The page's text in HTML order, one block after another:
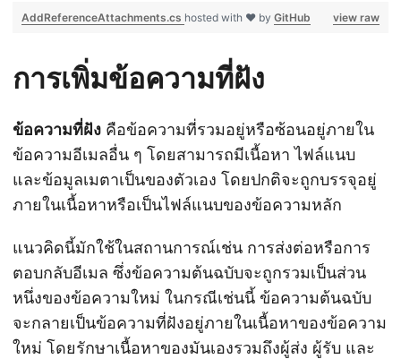
view raw
AddReferenceAttachments.cs hosted with ❤ by GitHub
การเพิ่มข้อความที่ฝัง
ข้อความที่ฝัง คือข้อความที่รวมอยู่หรือซ้อนอยู่ภายใน
ข้อความอีเมลอื่น ๆ โดยสามารถมีเนื้อหา ไฟล์แนบ
และข้อมูลเมตาเป็นของตัวเอง โดยปกติจะถูกบรรจุอยู่
ภายในเนื้อหาหรือเป็นไฟล์แนบของข้อความหลัก
แนวคิดนี้มักใช้ในสถานการณ์เช่น การส่งต่อหรือการ
ตอบกลับอีเมล ซึ่งข้อความต้นฉบับจะถูกรวมเป็นส่วน
หนึ่งของข้อความใหม่ ในกรณีเช่นนี้ ข้อความต้นฉบับ
จะกลายเป็นข้อความที่ฝังอยู่ภายในเนื้อหาของข้อความ
ใหม่ โดยรักษาเนื้อหาของมันเองรวมถึงผู้ส่ง ผู้รับ และ